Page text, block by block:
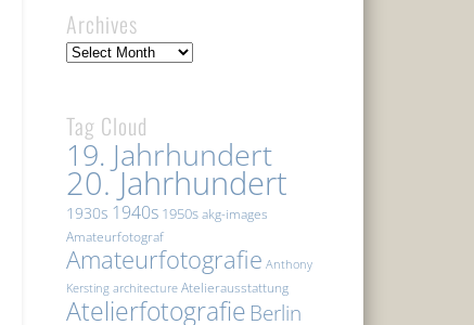
Archives
Archives
Tag Cloud
19. Jahrhundert
20. Jahrhundert
1930s 1940s 1950s akg-images
Amateurfotograf
Amateurfotografie Anthony
Kersting architecture Atelierausstattung
Atelierfotografie Berlin